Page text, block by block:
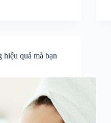
hiệu quả mà bạn